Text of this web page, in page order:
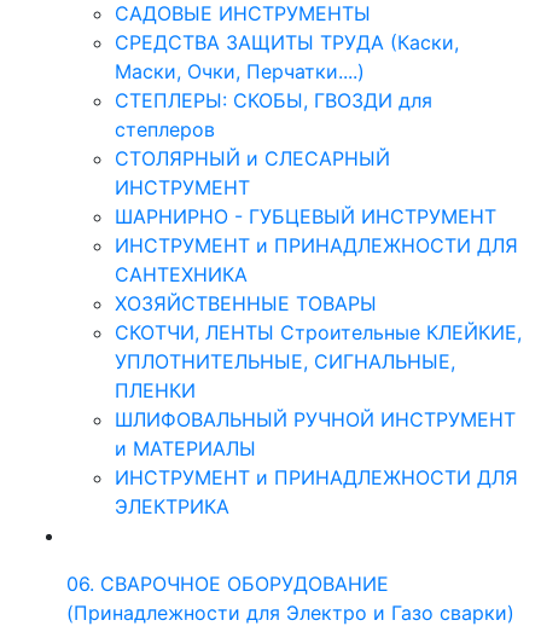
САДОВЫЕ ИНСТРУМЕНТЫ
СРЕДСТВА ЗАЩИТЫ ТРУДА (Каски,
Маски, Очки, Перчатки....)
СТЕПЛЕРЫ: СКОБЫ, ГВОЗДИ для
степлеров
СТОЛЯРНЫЙ и СЛЕСАРНЫЙ
ИНСТРУМЕНТ
ШАРНИРНО - ГУБЦЕВЫЙ ИНСТРУМЕНТ
ИНСТРУМЕНТ и ПРИНАДЛЕЖНОСТИ ДЛЯ
САНТЕХНИКА
ХОЗЯЙСТВЕННЫЕ ТОВАРЫ
СКОТЧИ, ЛЕНТЫ Строительные КЛЕЙКИЕ,
УПЛОТНИТЕЛЬНЫЕ, СИГНАЛЬНЫЕ,
ПЛЕНКИ
ШЛИФОВАЛЬНЫЙ РУЧНОЙ ИНСТРУМЕНТ
и МАТЕРИАЛЫ
ИНСТРУМЕНТ и ПРИНАДЛЕЖНОСТИ ДЛЯ
ЭЛЕКТРИКА
06. СВАРОЧНОЕ ОБОРУДОВАНИЕ
(Принадлежности для Электро и Газо сварки)